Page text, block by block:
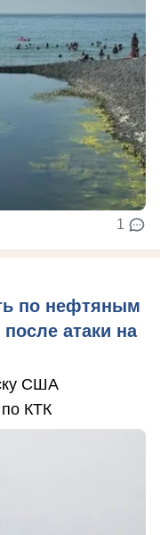
1
по нефтяным
атаки на
США
по КТК